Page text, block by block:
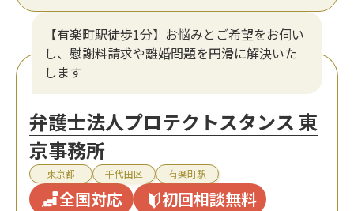
【有楽町駅徒歩1分】お悩みとご希望をお伺い
し、慰謝料請求や離婚問題を円滑に解決いた
します
弁護士法人プロテクトスタンス 東
京事務所
東京都 千代田区 有楽町駅
全国対応 初回相談無料